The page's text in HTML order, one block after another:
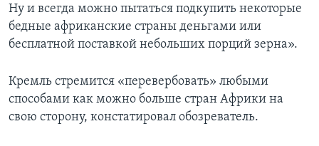
Ну и всегда можно пытаться подкупить некоторые
бедные африканские страны деньгами или
бесплатной поставкой небольших порций зерна».
Кремль стремится «перевербовать» любыми
способами как можно больше стран Африки на
свою сторону, констатировал обозреватель.